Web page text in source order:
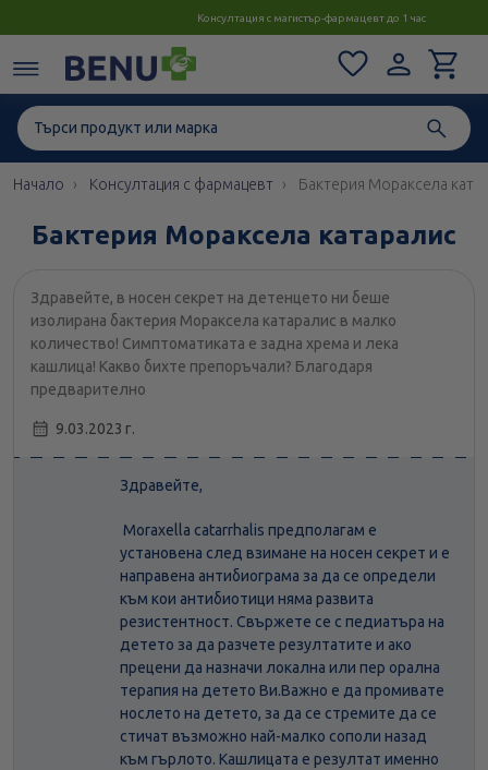
Консултация с магистър-фармацевт до 1 час
Начало Консултация с фармацевт Бактерия Мораксела
Бактерия Мораксела катаралис
Здравейте, в носен секрет на детенцето ни беше
изолирана бактерия Мораксела катаралис в малко
количество! Симптоматиката е задна хрема и лека
кашлица! Какво бихте препоръчали? Благодаря
предварително
9.03.2023 г.
Здравейте,
Moraxella catarrhalis предполагам е
установена след взимане на носен секрет и е
направена антибиограма за да се определи
към кои антибиотици няма развита
резистентност. Свържете се с педиатъра на
детето за да разчете резултатите и ако
прецени да назначи локална или пер орална
терапия на детето Ви.Важно е да промивате
нослето на детето, за да се стремите да се
стичат възможно най-малко сополи назад
към гърлото. Кашлицата е резултат именно